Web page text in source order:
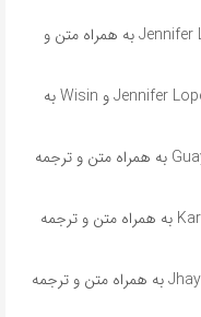
آهنگ اسپانیایی Me Haces Falta از Jennifer Lopez به همراه متن و
آهنگ اسپانیایی Amor, Amor, Amor از Jennifer Lopez و Wisin به
آهنگ اسپانیایی TAJIN از Becky G و Guaynaa به همراه متن و ترجمه
آهنگ اسپانیایی MAMIII از Becky G و Karol G به همراه متن و ترجمه
آهنگ اسپانیایی Dakiti از Bad Bunny و Jhayco به همراه متن و ترجمه